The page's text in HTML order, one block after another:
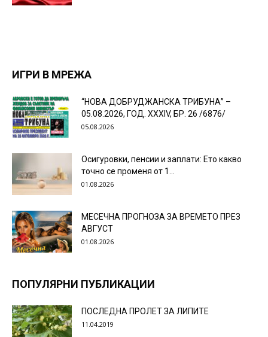
ИГРИ В МРЕЖА
“НОВА ДОБРУДЖАНСКА ТРИБУНА” –
05.08.2026, ГОД. XXХIV, БР. 26 /6876/
05.08.2026
Осигуровки, пенсии и заплати: Ето какво
точно се променя от 1...
01.08.2026
МЕСЕЧНА ПРОГНОЗА ЗА ВРЕМЕТО ПРЕЗ
АВГУСТ
01.08.2026
ПОПУЛЯРНИ ПУБЛИКАЦИИ
ПОСЛЕДНА ПРОЛЕТ ЗА ЛИПИТЕ
11.04.2019